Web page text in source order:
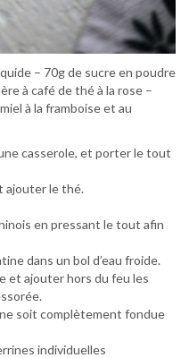
– 70g de sucre en poudre
à café de thé à la rose –
à la framboise et au
casserole, et porter le tout
ajouter le thé.
en pressant le tout afin
dans un bol d’eau froide.
et ajouter hors du feu les
soit complètement fondue
individuelles